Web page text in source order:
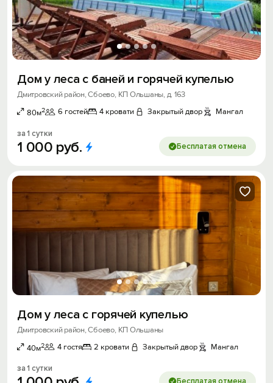
Дом у леса с баней и горячей купелью
Дмитровский район, Сбоево, КП Ольшаны, д. 163
80м2 6 гостей 4 кровати Закрытый двор Мангал
за 1 сутки
1 000 руб. Бесплатая отмена
Дом у леса с горячей купелью
Дмитровский район, Сбоево, КП Ольшаны
40м2 4 гостя 2 кровати Закрытый двор Мангал
за 1 сутки